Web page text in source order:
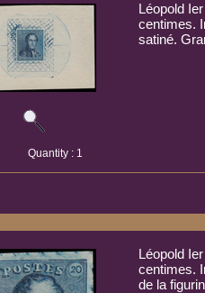
Léopold
centimes.
satiné.
Quantity : 1
Léopold
centimes.
de la